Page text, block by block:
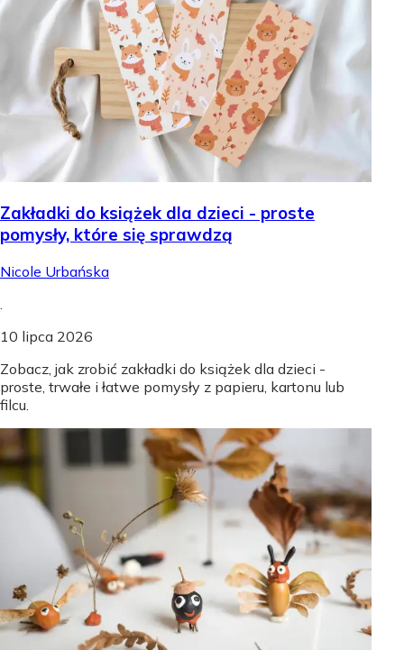
Zakładki do książek dla dzieci - proste
pomysły, które się sprawdzą
Nicole Urbańska
10 lipca 2026
Zobacz, jak zrobić zakładki do książek dla dzieci -
proste, trwałe i łatwe pomysły z papieru, kartonu lub
filcu.